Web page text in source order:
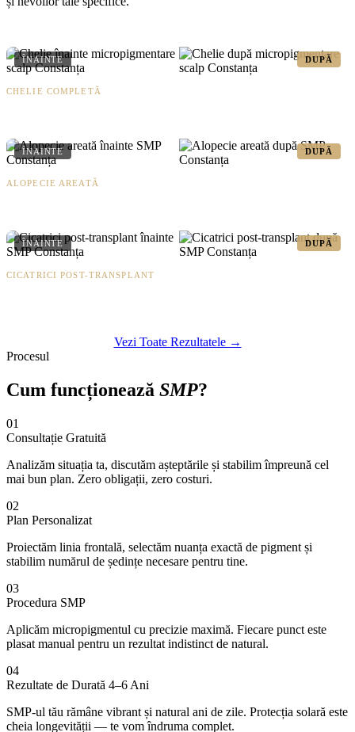
ÎNAINTE DUPĂ
CHELIE COMPLETĂ
ÎNAINTE DUPĂ
ALOPECIE AREATĂ
ÎNAINTE DUPĂ
CICATRICI POST-TRANSPLANT
Vezi Toate Rezultatele →
Procesul
Cum funcționează SMP?
01
Consultație Gratuită
Analizăm situația ta, discutăm așteptările și stabilim împreună cel
mai bun plan. Zero obligații, zero costuri.
02
Plan Personalizat
Proiectăm linia frontală, selectăm nuanța exactă de pigment și
stabilim numărul de ședințe necesare pentru tine.
03
Procedura SMP
Aplicăm micropigmentul cu precizie maximă. Fiecare punct este
plasat manual pentru un rezultat indistinct de natural.
04
Rezultate de Durată 4–6 Ani
SMP-ul tău rămâne vibrant și natural ani de zile. Protecția solară este
cheia longevității — te vom îndruma complet.